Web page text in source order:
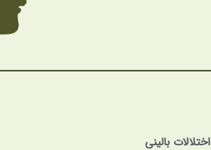
اختلالات بالینی